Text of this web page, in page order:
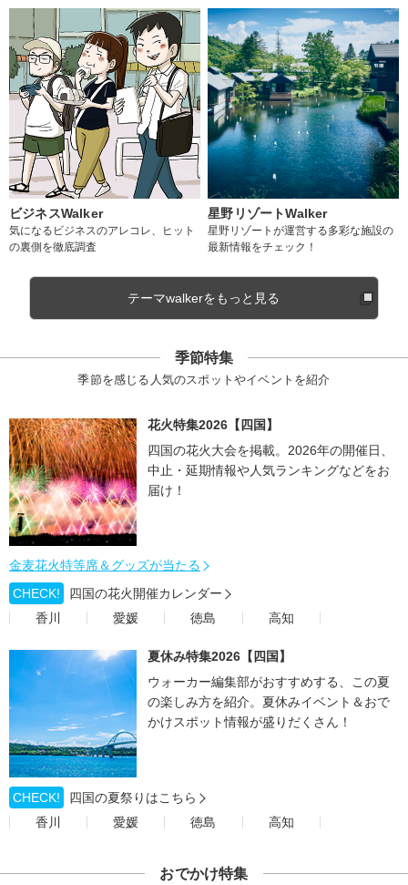
ビジネスWalker
気になるビジネスのアレコレ、ヒット
の裏側を徹底調査
星野リゾートWalker
星野リゾートが運営する多彩な施設の
最新情報をチェック！
テーマwalkerをもっと見る
季節特集
季節を感じる人気のスポットやイベントを紹介
花火特集2026【四国】
四国の花火大会を掲載。2026年の開催日、
中止・延期情報や人気ランキングなどをお
届け！
金麦花火特等席＆グッズが当たる
CHECK!
四国の花火開催カレンダー
香川
愛媛 徳島 高知
夏休み特集2026【四国】
ウォーカー編集部がおすすめする、この夏
の楽しみ方を紹介。夏休みイベント＆おで
かけスポット情報が盛りだくさん！
CHECK!
四国の夏祭りはこちら
香川
愛媛 徳島 高知
おでかけ特集